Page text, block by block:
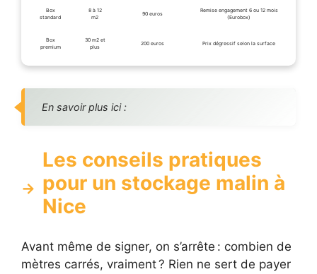
Box
standard
8 à 12
m2
90 euros
Remise engagement 6 ou 12 mois
(Eurobox)
Box
premium
30 m2 et
plus
200 euros Prix dégressif selon la surface
En savoir plus ici :
Les conseils pratiques
pour un stockage malin à
Nice
Avant même de signer, on s’arrête : combien de
mètres carrés, vraiment ? Rien ne sert de payer